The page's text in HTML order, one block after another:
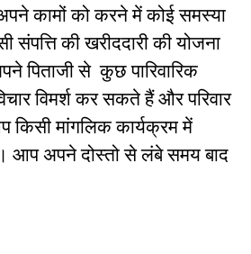
कामों को करने में कोई समस्या
की खरीददारी की योजना
पिताजी से कुछ पारिवारिक
विमर्श कर सकते हैं और परिवार
मांगलिक कार्यक्रम में
आप अपने दोस्तो से लंबे समय बाद